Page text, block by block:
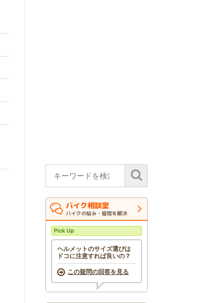
バイク相談室
バイクの悩み・疑問を解決
Pick Up
ヘルメットのサイズ選びは
ドコに注意すれば良いの？
この疑問の回答を見る